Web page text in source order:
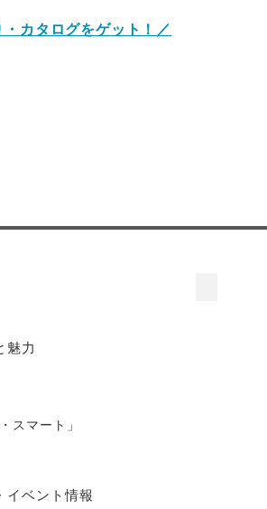
カタログをゲット！／
魅力
スマート」
イベント情報